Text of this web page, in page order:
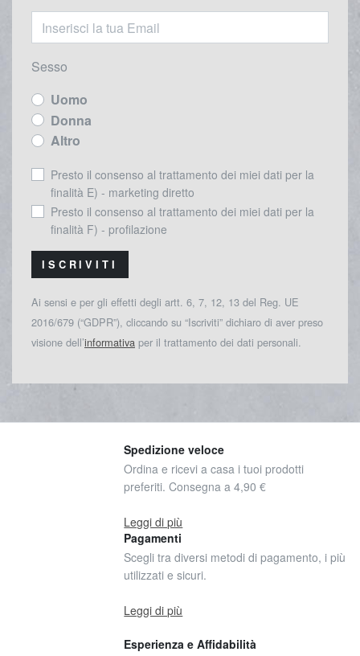
Sesso
Uomo
Donna
Altro
Presto il consenso al trattamento dei miei dati per la
finalità E) - marketing diretto
Presto il consenso al trattamento dei miei dati per la
finalità F) - profilazione
ISCRIVITI
Ai sensi e per gli effetti degli artt. 6, 7, 12, 13 del Reg. UE
2016/679 (“GDPR”), cliccando su “Iscriviti” dichiaro di aver preso
visione dell’informativa per il trattamento dei dati personali.
Spedizione veloce
Ordina e ricevi a casa i tuoi prodotti
preferiti. Consegna a 4,90 €
Leggi di più
Pagamenti
Scegli tra diversi metodi di pagamento, i più
utilizzati e sicuri.
Leggi di più
Esperienza e Affidabilità